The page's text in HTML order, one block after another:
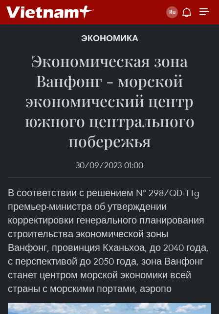
ЭКОНОМИКА
Экономическая зона
Ванфонг - морской
экономический центр
южного центрального
побережья
30/09/2023 01:00
В соответствии с решением № 298/QD-TTg
премьер-министра об утверждении
корректировки генерального планирования
строительства экономической зоны
Ванфонг, провинция Кханьхоа, до 2040 года,
с перспективой до 2050 года, зона Ванфонг
станет центром морской экономики всей
страны с морскими портами, аэропо